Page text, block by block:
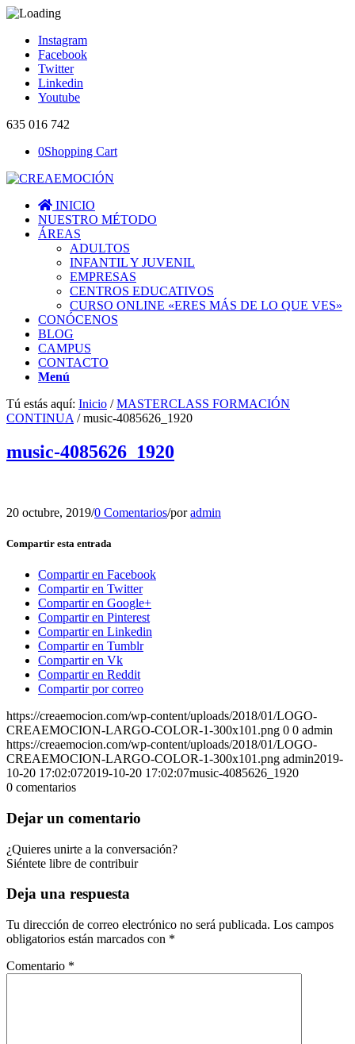
Instagram
Facebook
Twitter
Linkedin
Youtube
635 016 742
0Shopping Cart
INICIO
NUESTRO MÉTODO
ÁREAS
ADULTOS
INFANTIL Y JUVENIL
EMPRESAS
CENTROS EDUCATIVOS
CURSO ONLINE «ERES MÁS DE LO QUE VES»
CONÓCENOS
BLOG
CAMPUS
CONTACTO
Menú
Tú estás aquí: Inicio / MASTERCLASS FORMACIÓN
CONTINUA / music-4085626_1920
music-4085626_1920
20 octubre, 2019/0 Comentarios/poradmin
Compartir esta entrada
Compartir en Facebook
Compartir en Twitter
Compartir en Google+
Compartir en Pinterest
Compartir en Linkedin
Compartir en Tumblr
Compartir en Vk
Compartir en Reddit
Compartir por correo
https://creaemocion.com/wp-content/uploads/2018/01/LOGO-
CREAEMOCION-LARGO-COLOR-1-300x101.png 0 0 admin
https://creaemocion.com/wp-content/uploads/2018/01/LOGO-
CREAEMOCION-LARGO-COLOR-1-300x101.png admin2019-
10-20 17:02:072019-10-20 17:02:07music-4085626_1920
0 comentarios
Dejar un comentario
¿Quieres unirte a la conversación?
Siéntete libre de contribuir
Deja una respuesta
Tu dirección de correo electrónico no será publicada. Los campos
obligatorios están marcados con *
Comentario *